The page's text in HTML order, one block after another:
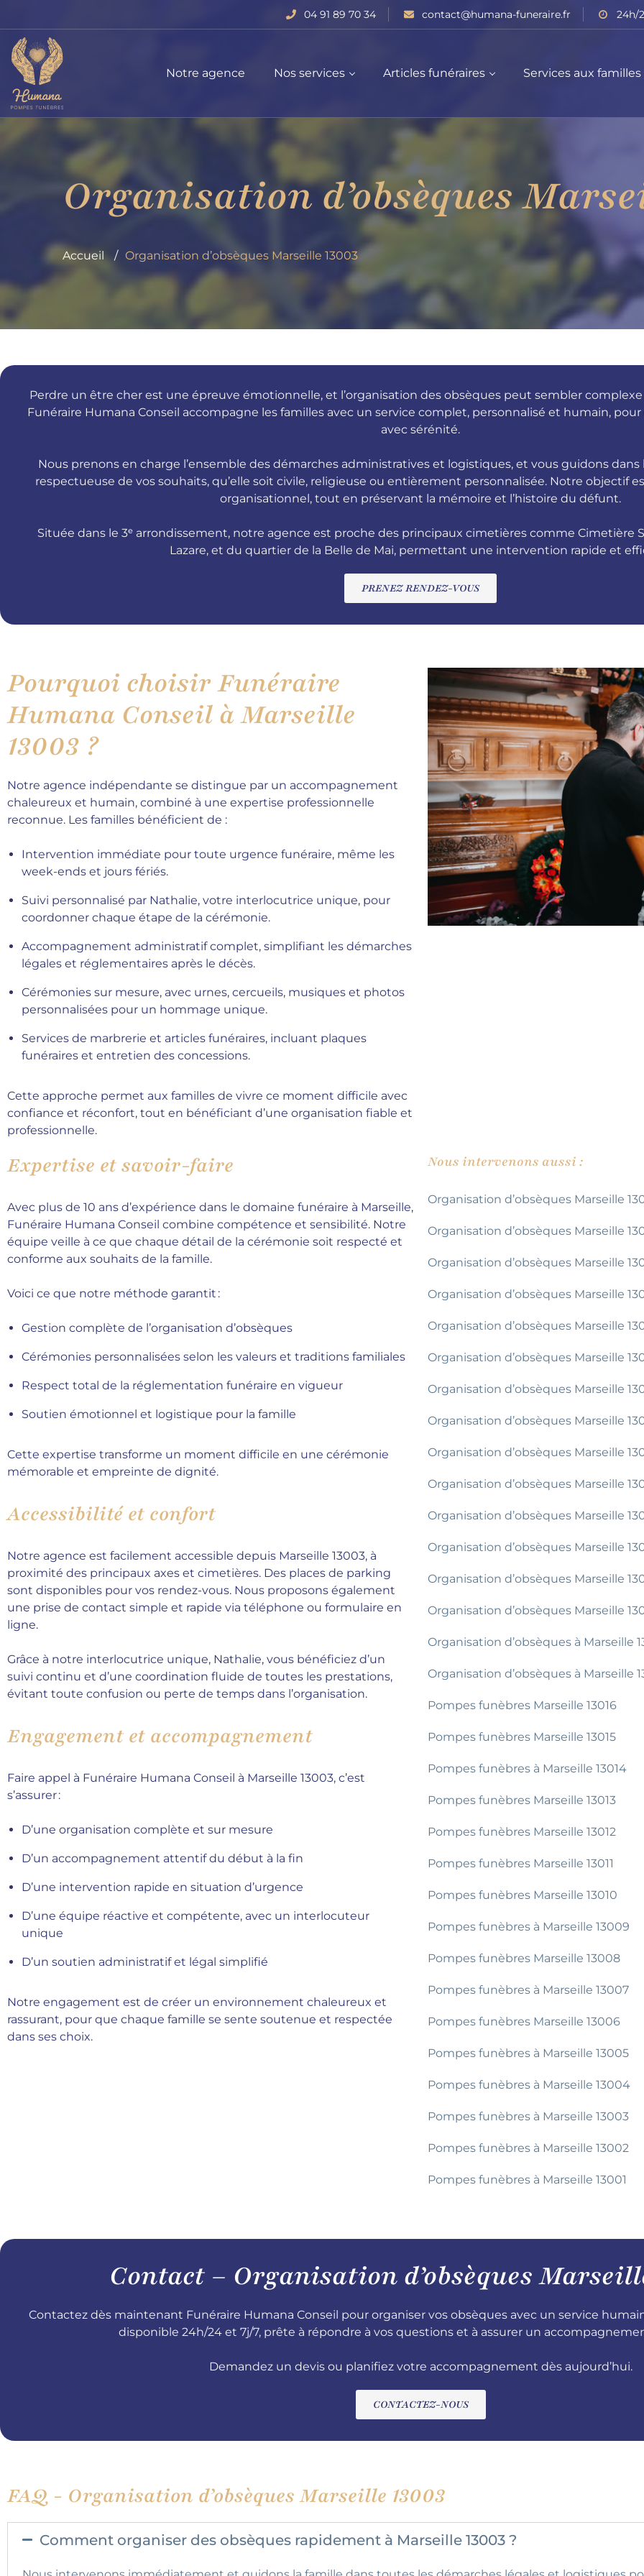
04 91 89 70 34 contact@humana-funeraire.fr 24h/
Notre agence Nos services Articles funéraires Services aux familles
Organisation d’obsèques
Accueil Organisation d’obsèques Marseille 13003
Perdre un être cher est une épreuve émotionnelle, et l’organisation des obsèques peut sembler complexe
Funéraire Humana Conseil accompagne les familles avec un service complet, personnalisé et humain,
avec sérénité.
Nous prenons en charge l’ensemble des démarches administratives et logistiques, et vous guidons dans
respectueuse de vos souhaits, qu’elle soit civile, religieuse ou entièrement personnalisée. Notre objectif
organisationnel, tout en préservant la mémoire et l’histoire du défunt.
Située dans le 3ᵉ arrondissement, notre agence est proche des principaux cimetières comme Cimetière
Lazare, et du quartier de la Belle de Mai, permettant une intervention rapide et
PRENEZ RENDEZ-VOUS
Pourquoi choisir Funéraire
Humana Conseil à Marseille
13003 ?
Notre agence indépendante se distingue par un accompagnement
chaleureux et humain, combiné à une expertise professionnelle
reconnue. Les familles bénéficient de :
Intervention immédiate pour toute urgence funéraire, même les
week-ends et jours fériés.
Suivi personnalisé par Nathalie, votre interlocutrice unique, pour
coordonner chaque étape de la cérémonie.
Accompagnement administratif complet, simplifiant les démarches
légales et réglementaires après le décès.
Cérémonies sur mesure, avec urnes, cercueils, musiques et photos
personnalisées pour un hommage unique.
Services de marbrerie et articles funéraires, incluant plaques
funéraires et entretien des concessions.
Cette approche permet aux familles de vivre ce moment difficile avec
confiance et réconfort, tout en bénéficiant d’une organisation fiable et
professionnelle.
Expertise et savoir-faire
Avec plus de 10 ans d’expérience dans le domaine funéraire à Marseille,
Funéraire Humana Conseil combine compétence et sensibilité. Notre
équipe veille à ce que chaque détail de la cérémonie soit respecté et
conforme aux souhaits de la famille.
Voici ce que notre méthode garantit :
Gestion complète de l’organisation d’obsèques
Cérémonies personnalisées selon les valeurs et traditions familiales
Respect total de la réglementation funéraire en vigueur
Soutien émotionnel et logistique pour la famille
Cette expertise transforme un moment difficile en une cérémonie
mémorable et empreinte de dignité.
Accessibilité et confort
Notre agence est facilement accessible depuis Marseille 13003, à
proximité des principaux axes et cimetières. Des places de parking
sont disponibles pour vos rendez-vous. Nous proposons également
une prise de contact simple et rapide via téléphone ou formulaire en
ligne.
Grâce à notre interlocutrice unique, Nathalie, vous bénéficiez d’un
suivi continu et d’une coordination fluide de toutes les prestations,
évitant toute confusion ou perte de temps dans l’organisation.
Engagement et accompagnement
Faire appel à Funéraire Humana Conseil à Marseille 13003, c’est
s’assurer :
D’une organisation complète et sur mesure
D’un accompagnement attentif du début à la fin
D’une intervention rapide en situation d’urgence
D’une équipe réactive et compétente, avec un interlocuteur
unique
D’un soutien administratif et légal simplifié
Notre engagement est de créer un environnement chaleureux et
rassurant, pour que chaque famille se sente soutenue et respectée
dans ses choix.
Nous intervenons aussi :
Organisation d’obsèques Marseille
Organisation d’obsèques Marseille
Organisation d’obsèques Marseille
Organisation d’obsèques Marseille
Organisation d’obsèques Marseille
Organisation d’obsèques Marseille
Organisation d’obsèques Marseille
Organisation d’obsèques Marseille
Organisation d’obsèques Marseille
Organisation d’obsèques Marseille
Organisation d’obsèques Marseille
Organisation d’obsèques Marseille
Organisation d’obsèques Marseille
Organisation d’obsèques Marseille
Organisation d’obsèques à Marseille
Organisation d’obsèques à Marseille
Pompes funèbres Marseille 13016
Pompes funèbres Marseille 13015
Pompes funèbres à Marseille 13014
Pompes funèbres Marseille 13013
Pompes funèbres Marseille 13012
Pompes funèbres Marseille 13011
Pompes funèbres Marseille 13010
Pompes funèbres à Marseille 13009
Pompes funèbres Marseille 13008
Pompes funèbres à Marseille 13007
Pompes funèbres Marseille 13006
Pompes funèbres à Marseille 13005
Pompes funèbres à Marseille 13004
Pompes funèbres à Marseille 13003
Pompes funèbres à Marseille 13002
Pompes funèbres à Marseille 13001
Contact – Organisation d’obsèques
Contactez dès maintenant Funéraire Humana Conseil pour organiser vos obsèques avec un service
disponible 24h/24 et 7j/7, prête à répondre à vos questions et à assurer un
Demandez un devis ou planifiez votre accompagnement dès aujourd’hui.
CONTACTEZ-NOUS
FAQ - Organisation d’obsèques Marseille 13003
Comment organiser des obsèques rapidement à Marseille 13003 ?